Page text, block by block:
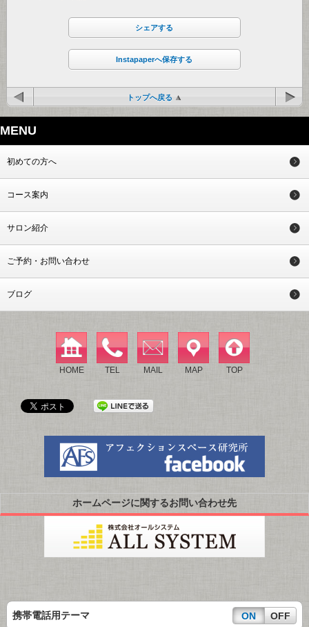
シェアする
Instapaperへ保存する
トップへ戻る
MENU
初めての方へ
コース案内
サロン紹介
ご予約・お問い合わせ
ブログ
HOME TEL MAIL MAP TOP
ホームページに関するお問い合わせ先
携帯電話用テーマ ON OFF